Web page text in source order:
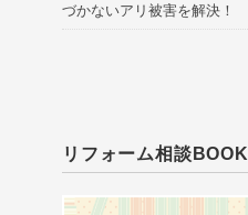
づかないアリ被害を解決！
リフォーム相談BOOK